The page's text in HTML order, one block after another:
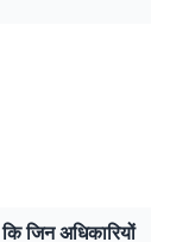
जिन अधिकारियों